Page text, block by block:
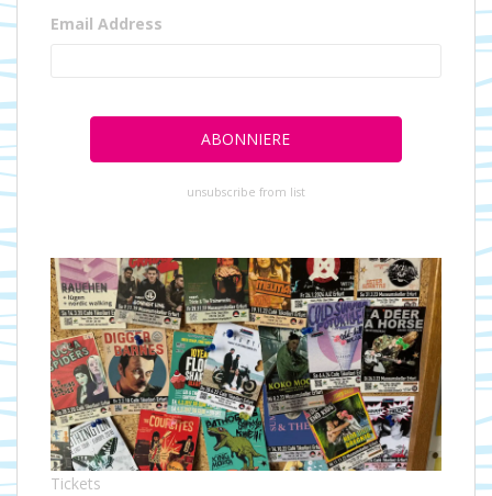
Email Address
unsubscribe from list
Tickets